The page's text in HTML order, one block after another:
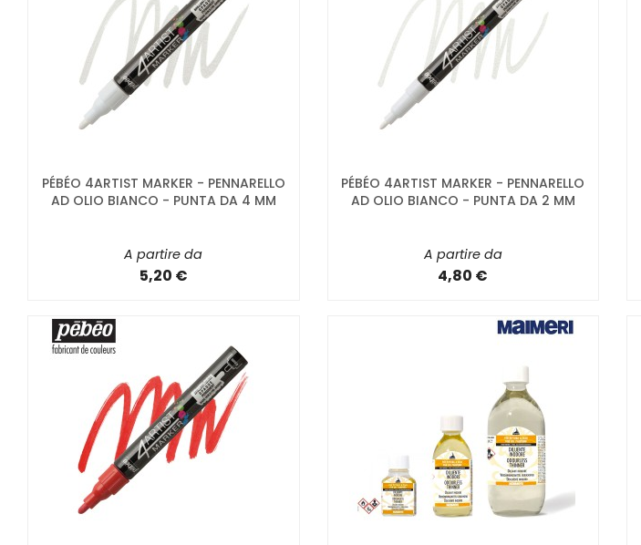
PÉBÉO 4ARTIST MARKER - PENNARELLO
AD OLIO BIANCO - PUNTA DA 4 MM
A partire da
5,20 €
PÉBÉO 4ARTIST MARKER - PENNARELLO
AD OLIO BIANCO - PUNTA DA 2 MM
A partire da
4,80 €